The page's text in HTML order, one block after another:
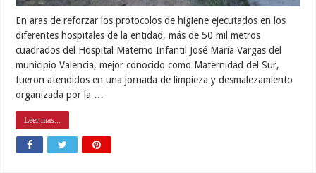
En aras de reforzar los protocolos de higiene ejecutados en los
diferentes hospitales de la entidad, más de 50 mil metros
cuadrados del Hospital Materno Infantil José María Vargas del
municipio Valencia, mejor conocido como Maternidad del Sur,
fueron atendidos en una jornada de limpieza y desmalezamiento
organizada por la …
Leer mas...